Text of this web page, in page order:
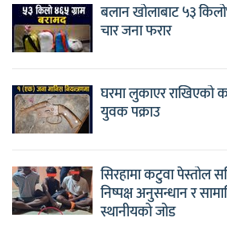
बलान खोलाबाट ५३
चार जना फरार
घरमा लुकाएर राखिएको
युवक पक्राउ
सिरहामा कटुवा पेस्तोल
निष्पक्ष अनुसन्धान र
स्थानीयको जोड